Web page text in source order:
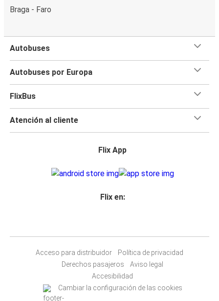
Braga - Faro
Autobuses
Autobuses por Europa
FlixBus
Atención al cliente
Flix App
Flix en:
Acceso para distribuidor
Política de privacidad
Derechos pasajeros
Aviso legal
Accesibilidad
Cambiar la configuración de las cookies